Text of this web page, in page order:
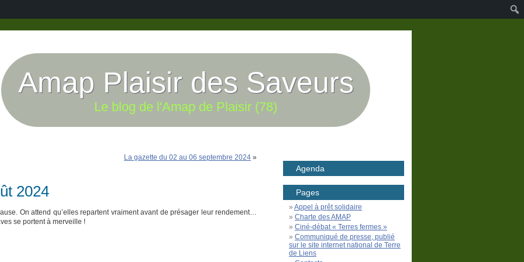
Amap Plaisir des Saveurs
Le blog de l'Amap de Plaisir (78)
La gazette du 02 au 06 septembre 2024 »
2024
On attend qu’elles repartent vraiment avant de présager leur rendement…
se portent à merveille !
Agenda
Pages
Appel à prêt solidaire
Charte des AMAP
Ciné-débat « Terres fermes »
Communiqué de presse, publié
sur le site internet national de Terre
de Liens